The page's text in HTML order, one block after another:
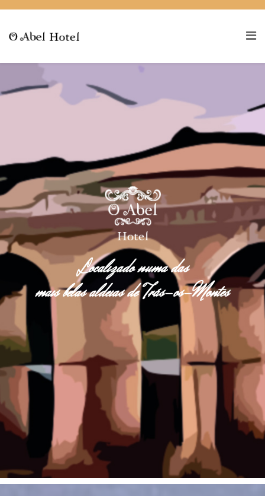
Localizado numa das
mais belas aldeias de Trás-os-Montes